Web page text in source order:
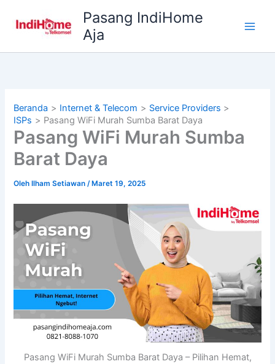
Pasang IndiHome
Aja
Beranda Internet & Telecom
Service Providers
ISPs
Pasang WiFi Murah Sumba Barat Daya
Pasang WiFi Murah Sumba
Barat Daya
Oleh Ilham Setiawan/ Maret 19, 2025
Pasang WiFi Murah Sumba Barat Daya – Pilihan Hemat,